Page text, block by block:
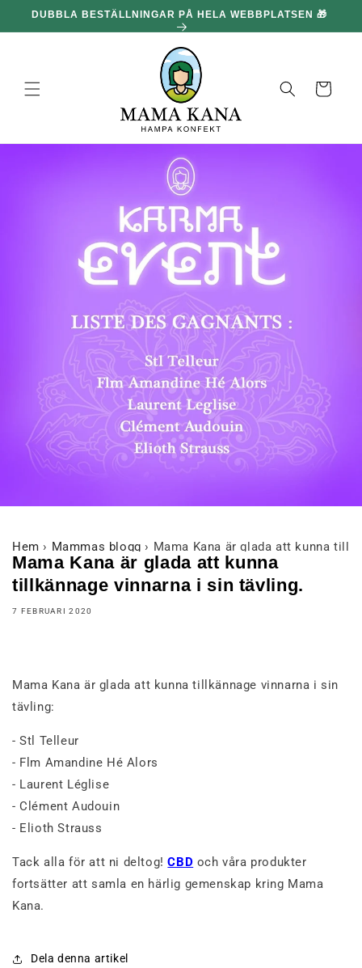
och gå
DUBBLA BESTÄLLNINGAR PÅ HELA WEBBPLATSEN 🎁
Korg
Hem › Mammas blogg › Mama Kana är glada att kunna
Mama Kana är glada att kunna
tillkännage vinnarna i sin tävling.
7 FEBRUARI 2020
Mama Kana är glada att kunna tillkännage vinnarna i sin
tävling:
- Stl Telleur
- Flm Amandine Hé Alors
- Laurent Léglise
- Clément Audouin
- Elioth Strauss
Tack alla för att ni deltog!CBD och våra produkter
fortsätter att samla en härlig gemenskap kring Mama
Kana.
Dela denna artikel